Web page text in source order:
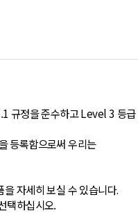
규정을 준수하고 Level 3 등급
등록함으로써우리는
을자세히보실 수있습니다.
택하십시오.